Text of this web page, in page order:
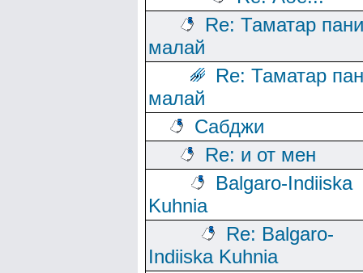
Re: Таматар
малай
Re: Таматар
малай
Сабджи
Re: и от мен
Balgaro-Indiiska
Kuhnia
Re: Balgaro-
Indiiska Kuhnia